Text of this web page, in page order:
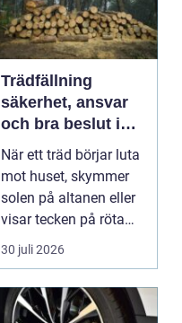
Trädfällning
säkerhet, ansvar
och bra beslut i
trädgården
När ett träd börjar luta
mot huset, skymmer
solen på altanen eller
visar tecken på röta
uppstår ofta...
30 juli 2026